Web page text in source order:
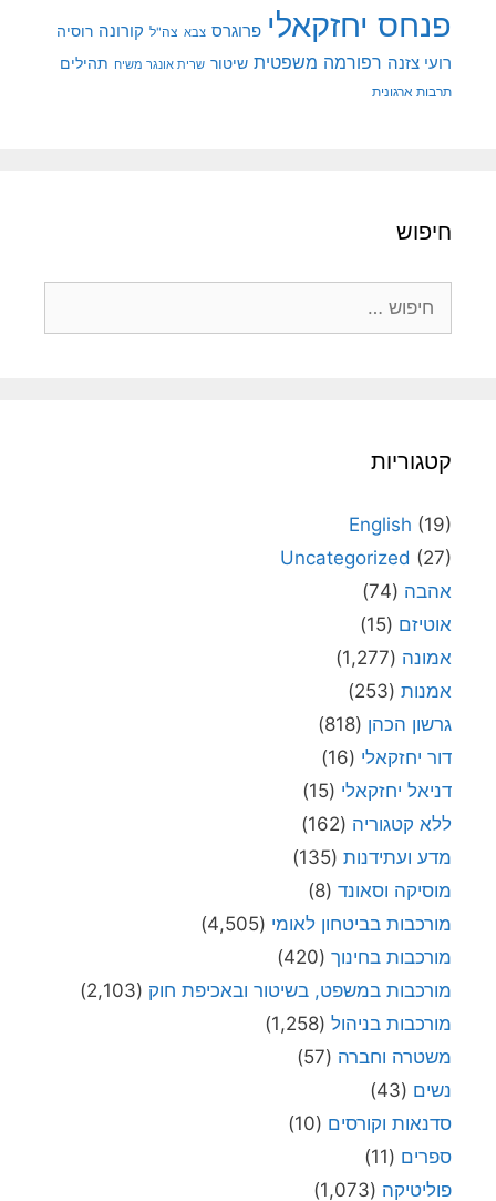
פנחס יחזקאלי פרוגרס צבא צה"ל קורונה רוסיה
רועי צזנה רפורמה משפטית שיטור שרית אונגר משיח תהילים
תרבות ארגונית
חיפוש
קטגוריות
English (19)
Uncategorized (27)
אהבה (74)
אוטיזם (15)
אמונה (1,277)
אמנות (253)
גרשון הכהן (818)
דור יחזקאלי (16)
דניאל יחזקאלי (15)
ללא קטגוריה (162)
מדע ועתידנות (135)
מוסיקה וסאונד (8)
מורכבות בביטחון לאומי (4,505)
מורכבות בחינוך (420)
מורכבות במשפט, בשיטור ובאכיפת חוק (2,103)
מורכבות בניהול (1,258)
משטרה וחברה (57)
נשים (43)
סדנאות וקורסים (10)
ספרים (11)
פוליטיקה (1,073)